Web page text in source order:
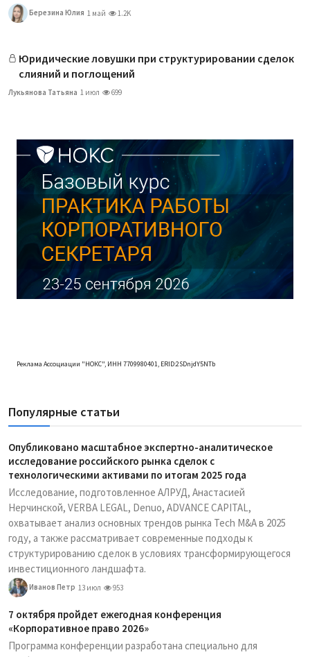
Березина Юлия 1 май 1.2K
Юридические ловушки при структурировании сделок
слияний и поглощений
Лукьянова Татьяна 1 июл 699
Реклама Ассоциации "НОКС", ИНН 7709980401, ERID:2SDnjdY5NTb
Популярные статьи
Опубликовано масштабное экспертно-аналитическое
исследование российского рынка сделок с
технологическими активами по итогам 2025 года
Исследование, подготовленное АЛРУД, Анастасией
Нерчинской, VERBA LEGAL, Denuo, ADVANCE CAPITAL,
охватывает анализ основных трендов рынка Tech M&A в 2025
году, а также рассматривает современные подходы к
структурированию сделок в условиях трансформирующегося
инвестиционного ландшафта.
Иванов Петр 13 июл 953
7 октября пройдет ежегодная конференция
«Корпоративное право 2026»
Программа конференции разработана специально для